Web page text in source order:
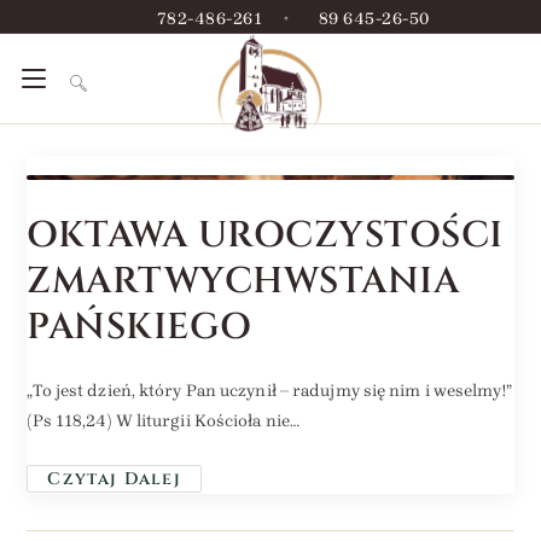
782-486-261 • 89 645-26-50
OKTAWA UROCZYSTOŚCI
ZMARTWYCHWSTANIA
PAŃSKIEGO
„To jest dzień, który Pan uczynił – radujmy się nim i weselmy!”
(Ps 118,24) W liturgii Kościoła nie…
Czytaj Dalej